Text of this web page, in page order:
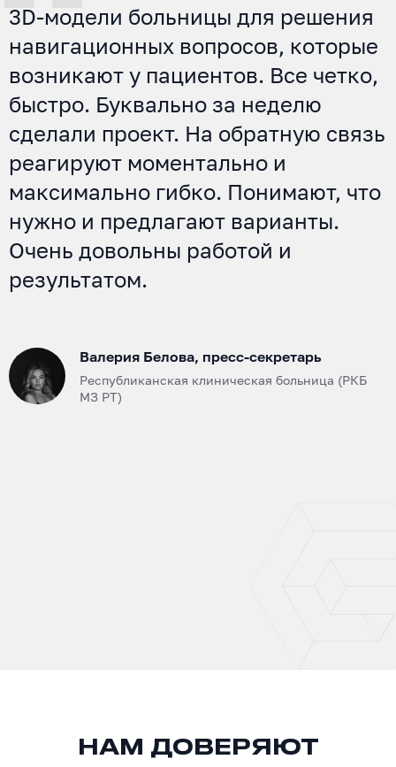
3D-модели больницы для решения
навигационных вопросов, которые
возникают у пациентов. Все четко,
быстро. Буквально за неделю
сделали проект. На обратную связь
реагируют моментально и
максимально гибко. Понимают, что
нужно и предлагают варианты.
Очень довольны работой и
результатом.
Валерия Белова, пресс-секретарь
Республиканская клиническая больница (РКБ
МЗ РТ)
НАМ ДОВЕРЯЮТ